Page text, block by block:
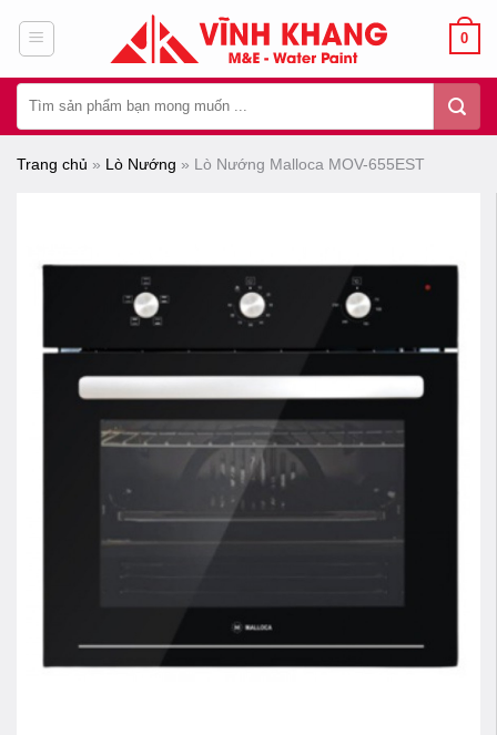
dung
0
kiếm:
Trang chủ » Lò Nướng » Lò Nướng Malloca MOV-655EST